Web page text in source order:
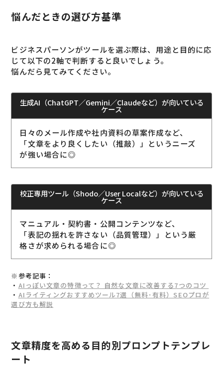
悩んだときの選び方基準
ビジネスパーソンがツールを選ぶ際は、用途と目的に応
じて以下の2軸で判断すると良いでしょう。
悩んだら見てみてください。
生成AI（ChatGPT／Gemini／Claudeなど）が向いている
ケース
日々のメール作成や社内資料の草案作成など、
「文章をより良くしたい（推敲）」というニーズ
が強い場合に◎
校正専用ツール（Shodo／User Localなど）が向いている
ケース
マニュアル・契約書・公開コンテンツなど、
「表記の揺れを許さない（品質管理）」という厳
格さが求められる場合に◎
※参考記事：
・ AIっぽい文章の特徴って？ 自然な文章に改善する7つのコツ
・ AIライティングおすすめツール7選（無料･有料）SEOプロが
選び方も解説
文章精度を高める目的別プロンプトテンプレ
ート